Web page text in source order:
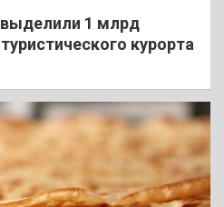
выделили 1 млрд
курорта